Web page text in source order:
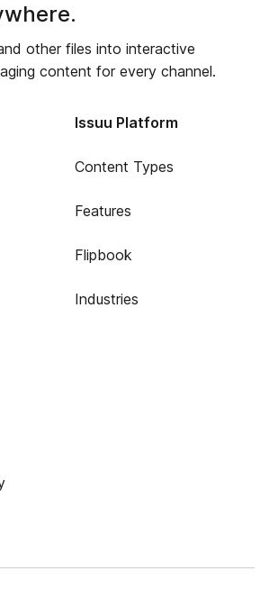
other files into interactive
content for every channel.
Issuu Platform
Content Types
Features
Flipbook
Industries